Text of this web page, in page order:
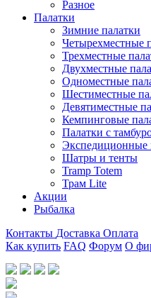
Разное
Палатки
Зимние палатки
Четырехместные
Трехместные
Двухместные
Одноместные
Шестиместные
Девятиместные
Кемпинговые
Палатки с
Экспедиционные
Шатры и тенты
Tramp Totem
Трам Lite
Акции
Рыбалка
Контакты Доставка Оплата
Как купить FAQ Форум О